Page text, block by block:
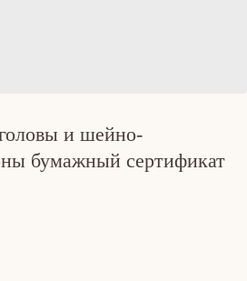
и шейно-
бумажный сертификат